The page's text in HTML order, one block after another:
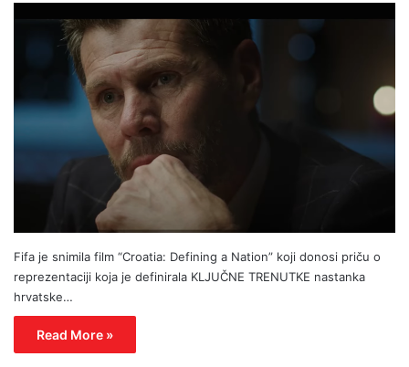
Fifa je snimila film “Croatia: Defining a Nation” koji donosi priču o
reprezentaciji koja je definirala KLJUČNE TRENUTKE nastanka
hrvatske…
Read More »